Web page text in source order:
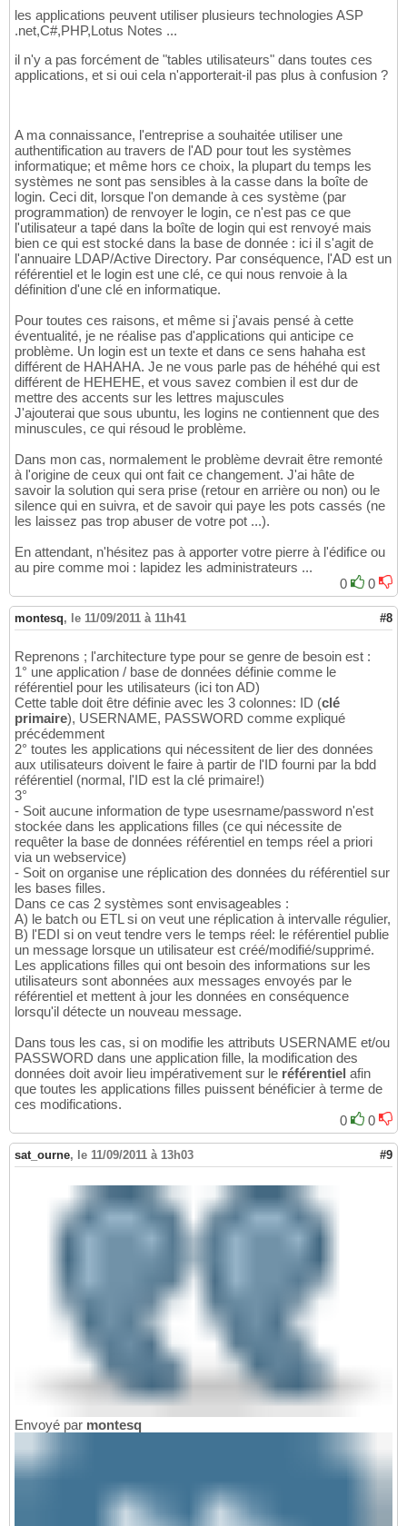
les applications peuvent utiliser plusieurs technologies ASP
.net,C#,PHP,Lotus Notes ...
il n'y a pas forcément de "tables utilisateurs" dans toutes ces
applications, et si oui cela n'apporterait-il pas plus à confusion ?
A ma connaissance, l'entreprise a souhaitée utiliser une
authentification au travers de l'AD pour tout les systèmes
informatique; et même hors ce choix, la plupart du temps les
systèmes ne sont pas sensibles à la casse dans la boîte de
login. Ceci dit, lorsque l'on demande à ces système (par
programmation) de renvoyer le login, ce n'est pas ce que
l'utilisateur a tapé dans la boîte de login qui est renvoyé mais
bien ce qui est stocké dans la base de donnée : ici il s'agit de
l'annuaire LDAP/Active Directory. Par conséquence, l'AD est un
référentiel et le login est une clé, ce qui nous renvoie à la
définition d'une clé en informatique.
Pour toutes ces raisons, et même si j'avais pensé à cette
éventualité, je ne réalise pas d'applications qui anticipe ce
problème. Un login est un texte et dans ce sens hahaha est
différent de HAHAHA. Je ne vous parle pas de héhéhé qui est
différent de HEHEHE, et vous savez combien il est dur de
mettre des accents sur les lettres majuscules
J'ajouterai que sous ubuntu, les logins ne contiennent que des
minuscules, ce qui résoud le problème.
Dans mon cas, normalement le problème devrait être remonté
à l'origine de ceux qui ont fait ce changement. J'ai hâte de
savoir la solution qui sera prise (retour en arrière ou non) ou le
silence qui en suivra, et de savoir qui paye les pots cassés (ne
les laissez pas trop abuser de votre pot ...).
En attendant, n'hésitez pas à apporter votre pierre à l'édifice ou
au pire comme moi : lapidez les administrateurs ...
0
0
montesq, le 11/09/2011 à 11h41 #8
Reprenons ; l'architecture type pour se genre de besoin est :
1° une application / base de données définie comme le
référentiel pour les utilisateurs (ici ton AD)
Cette table doit être définie avec les 3 colonnes: ID (clé
primaire), USERNAME, PASSWORD comme expliqué
précédemment
2° toutes les applications qui nécessitent de lier des données
aux utilisateurs doivent le faire à partir de l'ID fourni par la bdd
référentiel (normal, l'ID est la clé primaire!)
3°
- Soit aucune information de type usesrname/password n'est
stockée dans les applications filles (ce qui nécessite de
requêter la base de données référentiel en temps réel a priori
via un webservice)
- Soit on organise une réplication des données du référentiel sur
les bases filles.
Dans ce cas 2 systèmes sont envisageables :
A) le batch ou ETL si on veut une réplication à intervalle régulier,
B) l'EDI si on veut tendre vers le temps réel: le référentiel publie
un message lorsque un utilisateur est créé/modifié/supprimé.
Les applications filles qui ont besoin des informations sur les
utilisateurs sont abonnées aux messages envoyés par le
référentiel et mettent à jour les données en conséquence
lorsqu'il détecte un nouveau message.
Dans tous les cas, si on modifie les attributs USERNAME et/ou
PASSWORD dans une application fille, la modification des
données doit avoir lieu impérativement sur le référentiel afin
que toutes les applications filles puissent bénéficier à terme de
ces modifications.
0
0
sat_ourne, le 11/09/2011 à 13h03 #9
Envoyé par montesq